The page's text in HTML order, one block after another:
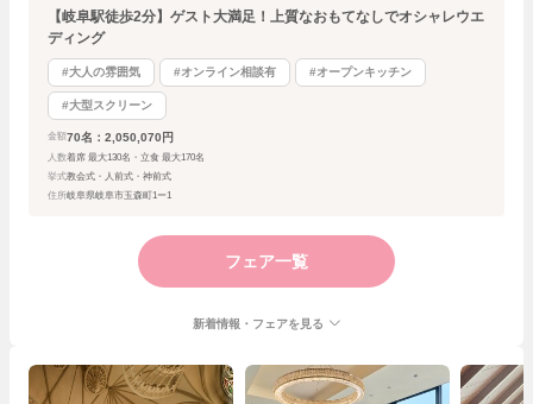
【岐阜駅徒歩2分】ゲスト大満足！上質なおもてなしでオシャレウエ
ディング
#大人の雰囲気 #オンライン相談有 #オープンキッチン
#大型スクリーン
金額 70名：2,050,070円
人数着席 最大130名・立食 最大170名
挙式教会式・人前式・神前式
住所岐阜県岐阜市玉森町1ー1
フェア一覧
新着情報・フェアを見る